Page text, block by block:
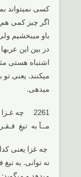
کسی نمیتواند
اگر چیز کمی
باو میبخشیم
در بین این
اشتباه هستی
میکنند. یعنی
میدهی.
2261 چه
مــآ به تیغِ
چه غزا یعنی
نه توانی. به